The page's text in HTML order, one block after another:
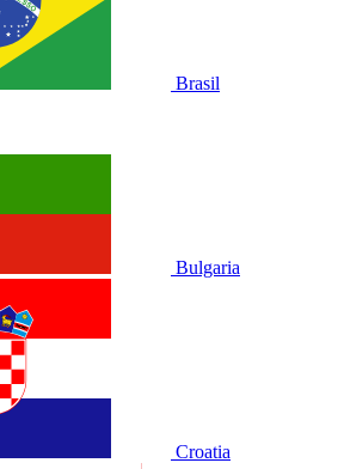
Brasil
Bulgaria
Croatia